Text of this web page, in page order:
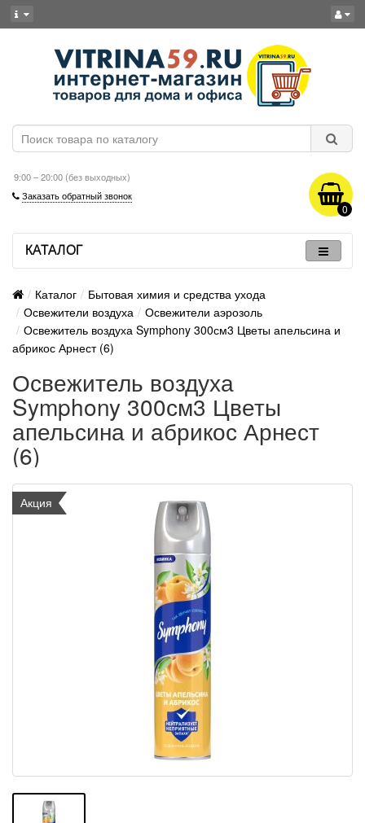
9:00 – 20:00 (без выходных)
Заказать обратный звонок
0
КАТАЛОГ
Каталог
Бытовая химия и средства ухода
Освежители воздуха
Освежители аэрозоль
Освежитель воздуха Symphony 300см3 Цветы апельсина и
абрикос Арнест (6)
Освежитель воздуха
Symphony 300см3 Цветы
апельсина и абрикос Арнест
(6)
Акция